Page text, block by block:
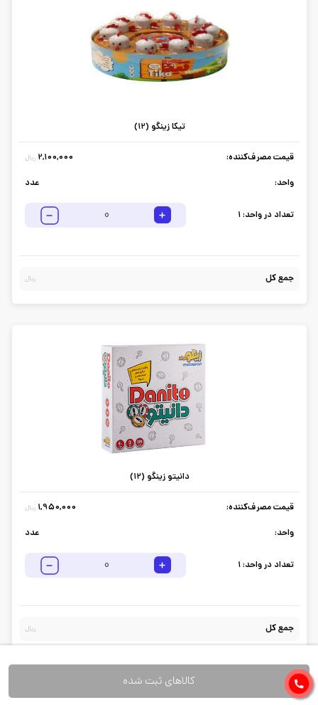
تیکا زینگو (12)
قیمت مصرف‌کننده: 2,100,000 ریال
واحد: عدد
تعداد در واحد:1
جمع کل ریال
دانیتو زینگو (12)
قیمت مصرف‌کننده: 1,950,000 ریال
واحد: عدد
تعداد در واحد:1
جمع کل ریال
کالاهای ثبت شده